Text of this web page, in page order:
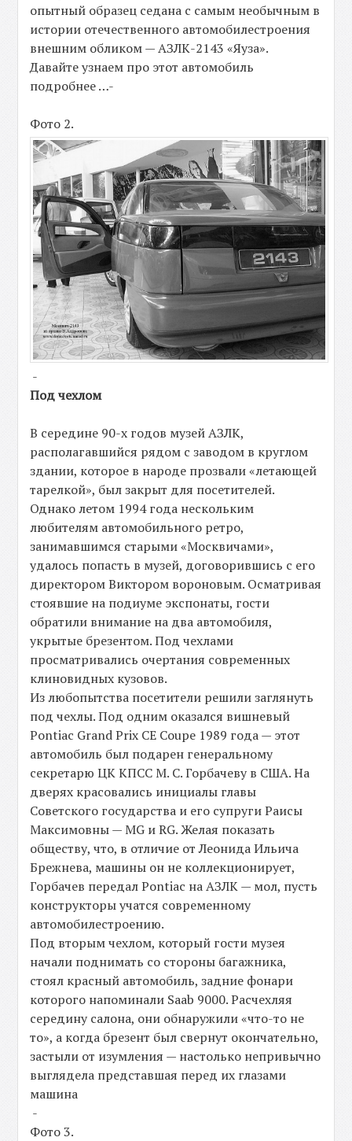
опытный образец седана с самым необычным в
истории отечественного автомобилестроения
внешним обликом — АЗЛК-2143 «Яуза».
Давайте узнаем про этот автомобиль
подробнее …-
Фото 2.
-
Под чехлом
В середине 90-х годов музей АЗЛК,
располагавшийся рядом с заводом в круглом
здании, которое в народе прозвали «летающей
тарелкой», был закрыт для посетителей.
Однако летом 1994 года нескольким
любителям автомобильного ретро,
занимавшимся старыми «Москвичами»,
удалось попасть в музей, договорившись с его
директором Виктором вороновым. Осматривая
стоявшие на подиуме экспонаты, гости
обратили внимание на два автомобиля,
укрытые брезентом. Под чехлами
просматривались очертания современных
клиновидных кузовов.
Из любопытства посетители решили заглянуть
под чехлы. Под одним оказался вишневый
Pontiac Grand Prix СЕ Coupe 1989 года — этот
автомобиль был подарен генеральному
секретарю ЦК КПСС М. С. Горбачеву в США. На
дверях красовались инициалы главы
Советского государства и его супруги Раисы
Максимовны — MG и RG. Желая показать
обществу, что, в отличие от Леонида Ильича
Брежнева, машины он не коллекционирует,
Горбачев передал Pontiac на АЗЛК — мол, пусть
конструкторы учатся современному
автомобилестроению.
Под вторым чехлом, который гости музея
начали поднимать со стороны багажника,
стоял красный автомобиль, задние фонари
которого напоминали Saab 9000. Расчехляя
середину салона, они обнаружили «что-то не
то», а когда брезент был свернут окончательно,
застыли от изумления — настолько непривычно
выглядела представшая перед их глазами
машина
-
Фото 3.